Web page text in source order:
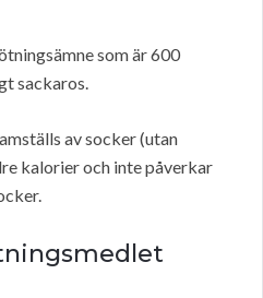
som är 600
sackaros.
av socker (utan
kalorier och inte påverkar